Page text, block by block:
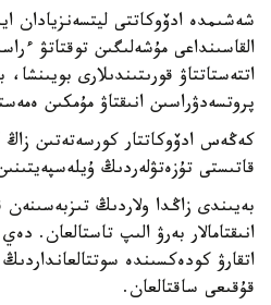
شەشىمدە ادۆوكاتتى ليتسەنزيادان
القاسىنداعى مۇشەلىگىن توقتاتۋ
اتتەستاتتاۋ قورىتىندىلارى
پروتسەدۋراسىن انىقتاۋ مۇمكىن
كەڭەس ادۆوكاتتار كورسەتەتىن زاڭ
قاتىستى تۇزەتۋلەردىڭ
بەيىندى زاڭدا ولاردىڭ تىزبەسىنەن
انىقتامالار بەرۋ الىپ تاستالعان.
اتقارۋ كودەكسىندە سوتتالعانداردىڭ
قۇقىعى ساقتالعان.